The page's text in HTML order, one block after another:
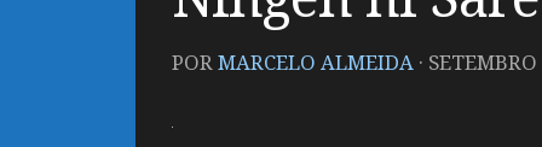
PORMARCELO ALMEIDA ·